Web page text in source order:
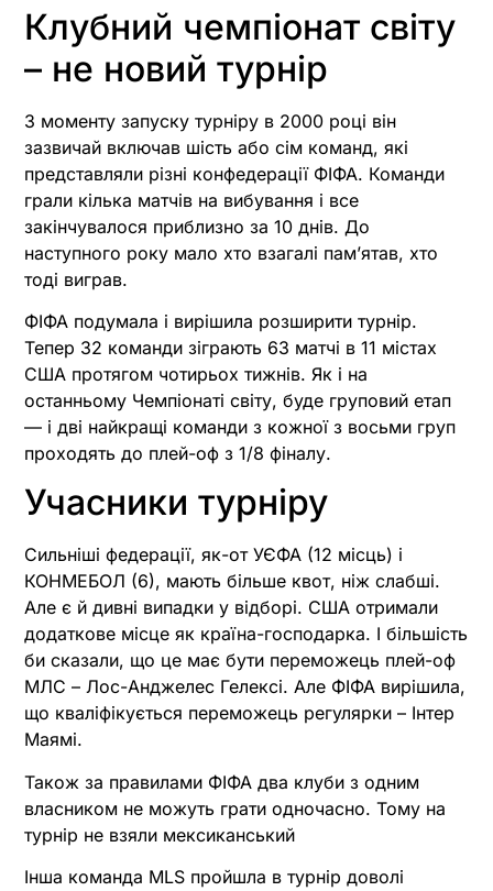
Клубний чемпіонат світу
– не новий турнір
З моменту запуску турніру в 2000 році він
зазвичай включав шість або сім команд, які
представляли різні конфедерації ФІФА. Команди
грали кілька матчів на вибування і все
закінчувалося приблизно за 10 днів. До
наступного року мало хто взагалі пам’ятав, хто
тоді виграв.
ФІФА подумала і вирішила розширити турнір.
Тепер 32 команди зіграють 63 матчі в 11 містах
США протягом чотирьох тижнів. Як і на
останньому Чемпіонаті світу, буде груповий етап
— і дві найкращі команди з кожної з восьми груп
проходять до плей-оф з 1/8 фіналу.
Учасники турніру
Сильніші федерації, як-от УЄФА (12 місць) і
КОНМЕБОЛ (6), мають більше квот, ніж слабші.
Але є й дивні випадки у відборі. США отримали
додаткове місце як країна-господарка. І більшість
би сказали, що це має бути переможець плей-оф
МЛС – Лос-Анджелес Гелексі. Але ФІФА вирішила,
що кваліфікується переможець регулярки – Інтер
Маямі.
Також за правилами ФІФА два клуби з одним
власником не можуть грати одночасно. Тому на
турнір не взяли мексиканський
Інша команда MLS пройшла в турнір доволі